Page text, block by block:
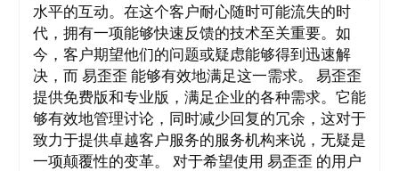
水平的互动。在这个客户耐心随时可能流失的时
代，拥有一项能够快速反馈的技术至关重要。如
今，客户期望他们的问题或疑虑能够得到迅速解
决，而 易歪歪 能够有效地满足这一需求。 易歪歪
提供免费版和专业版，满足企业的各种需求。它能
够有效地管理讨论，同时减少回复的冗余，这对于
致力于提供卓越客户服务的服务机构来说，无疑是
一项颠覆性的变革。 对于希望使用 易歪歪 的用户